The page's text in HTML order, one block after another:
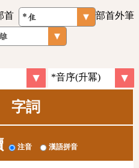
首
部首外筆
字詞
注音 漢語拼音